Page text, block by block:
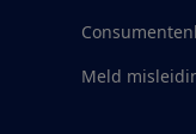
Meld